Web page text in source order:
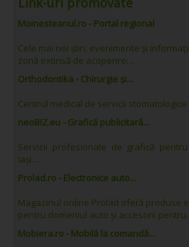
Moinesteanul.ro - Portal regional
Cele mai noi știri, evenimente și
zonă extinsă de acoperire:...
Orthodontika - Chirurgie și...
Centrul medical de servicii
neoBIZ.eu - Grafică publicitară...
Servicii profesionale de grafică
Iași....
Prolad.ro - Electronice auto...
Magazinul online Prolad oferă produse
pentru domeniul auto și accesorii
Mobiera.ro - Mobilă la comandă...